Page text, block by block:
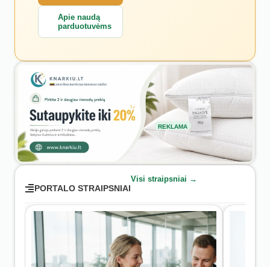
Apie naudą
parduotuvėms
REKLAMA
PORTALO STRAIPSNIAI
Visi straipsniai →